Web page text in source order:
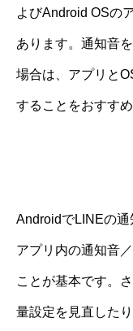
よびAndroid OSの
あります。通知音
場合は、アプリと
することをおすすめ
AndroidでLINEの
アプリ内の通知音
ことが基本です。
量設定を見直した